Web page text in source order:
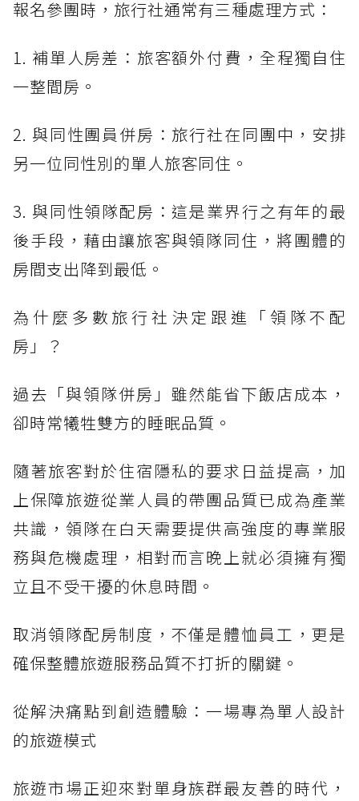
報名參團時，旅行社通常有三種處理方式：
1. 補單人房差：旅客額外付費，全程獨自住
一整間房。
2. 與同性團員併房：旅行社在同團中，安排
另一位同性別的單人旅客同住。
3. 與同性領隊配房：這是業界行之有年的最
後手段，藉由讓旅客與領隊同住，將團體的
房間支出降到最低。
為什麼多數旅行社決定跟進「領隊不配
房」？
過去「與領隊併房」雖然能省下飯店成本，
卻時常犧牲雙方的睡眠品質。
隨著旅客對於住宿隱私的要求日益提高，加
上保障旅遊從業人員的帶團品質已成為產業
共識，領隊在白天需要提供高強度的專業服
務與危機處理，相對而言晚上就必須擁有獨
立且不受干擾的休息時間。
取消領隊配房制度，不僅是體恤員工，更是
確保整體旅遊服務品質不打折的關鍵。
從解決痛點到創造體驗：一場專為單人設計
的旅遊模式
旅遊市場正迎來對單身族群最友善的時代，